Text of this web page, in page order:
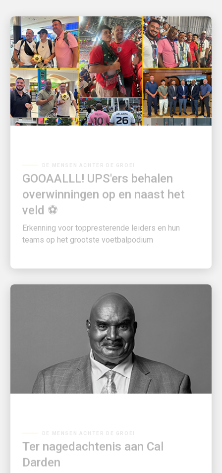
GOOAALLL! UPS'ers behalen
overwinningen op en naast het
veld ⚽
Erkenning voor toppresterende leiders en hun
teams op het grootste voetbalpodium
Ter nagedachtenis aan Cal
Darden
Een brief aan de familie Darden van CEO Carol B.